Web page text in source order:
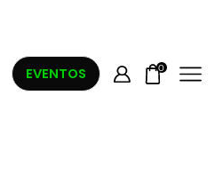
EVENTOS 0